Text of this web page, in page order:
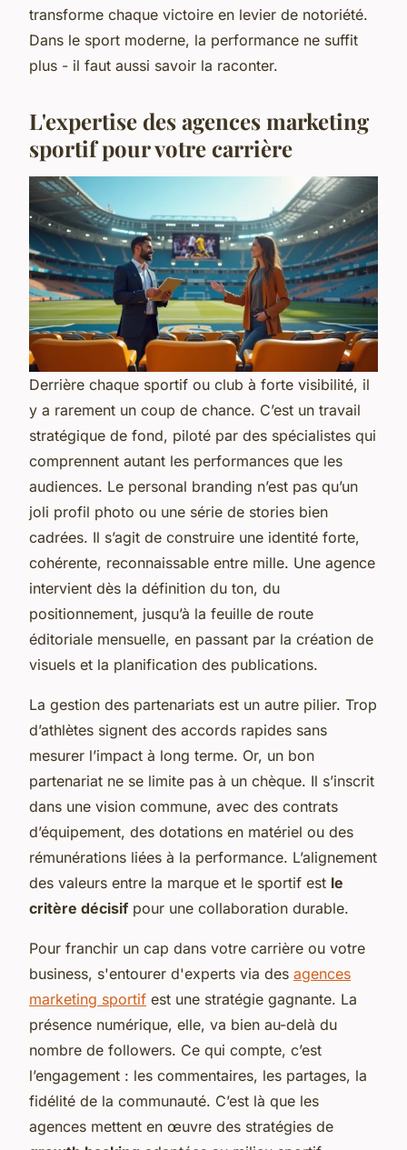
transforme chaque victoire en levier de notoriété.
Dans le sport moderne, la performance ne suffit
plus - il faut aussi savoir la raconter.
L'expertise des agences marketing
sportif pour votre carrière
Derrière chaque sportif ou club à forte visibilité, il
y a rarement un coup de chance. C’est un travail
stratégique de fond, piloté par des spécialistes qui
comprennent autant les performances que les
audiences. Le personal branding n’est pas qu’un
joli profil photo ou une série de stories bien
cadrées. Il s’agit de construire une identité forte,
cohérente, reconnaissable entre mille. Une agence
intervient dès la définition du ton, du
positionnement, jusqu’à la feuille de route
éditoriale mensuelle, en passant par la création de
visuels et la planification des publications.
La gestion des partenariats est un autre pilier. Trop
d’athlètes signent des accords rapides sans
mesurer l’impact à long terme. Or, un bon
partenariat ne se limite pas à un chèque. Il s’inscrit
dans une vision commune, avec des contrats
d’équipement, des dotations en matériel ou des
rémunérations liées à la performance. L’alignement
des valeurs entre la marque et le sportif est le
critère décisif pour une collaboration durable.
Pour franchir un cap dans votre carrière ou votre
business, s'entourer d'experts via des agences
marketing sportif est une stratégie gagnante. La
présence numérique, elle, va bien au-delà du
nombre de followers. Ce qui compte, c’est
l’engagement : les commentaires, les partages, la
fidélité de la communauté. C’est là que les
agences mettent en œuvre des stratégies de